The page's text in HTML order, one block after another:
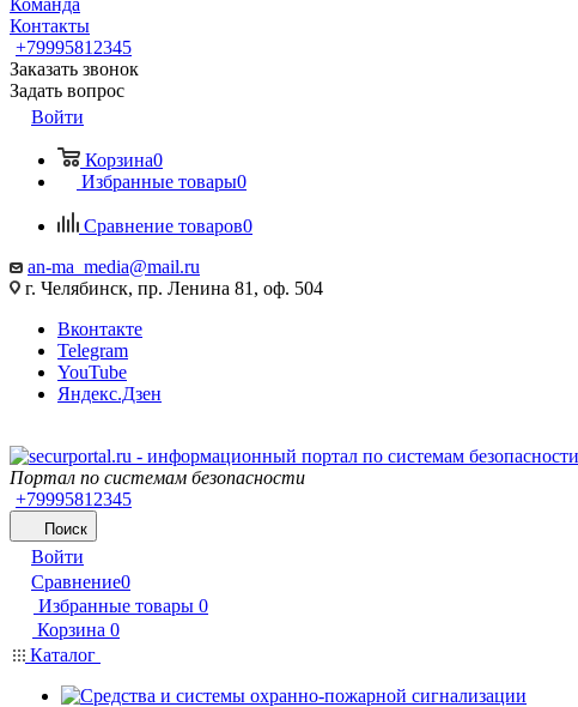
Команда
Контакты
+79995812345
Заказать звонок
Задать вопрос
Войти
Корзина0
Избранные товары0
Сравнение товаров0
an-ma_media@mail.ru
г. Челябинск, пр. Ленина 81, оф. 504
Вконтакте
Telegram
YouTube
Яндекс.Дзен
Портал по системам безопасности
+79995812345
Поиск
Войти
Сравнение0
Избранные товары 0
Корзина 0
Каталог